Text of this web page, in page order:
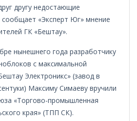
другу недостающие
«Эксперт Юг» мнение
ГК «Бештау».
нынешнего года разработчику
с максимальной
Электроникс» (завод в
Максиму Симаеву вручили
«Торгово-промышленная
края» (ТПП СК).